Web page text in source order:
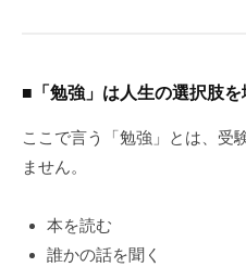
■「勉強」は人生の選択肢
ここで言う「勉強」とは、受
ません。
本を読む
誰かの話を聞く